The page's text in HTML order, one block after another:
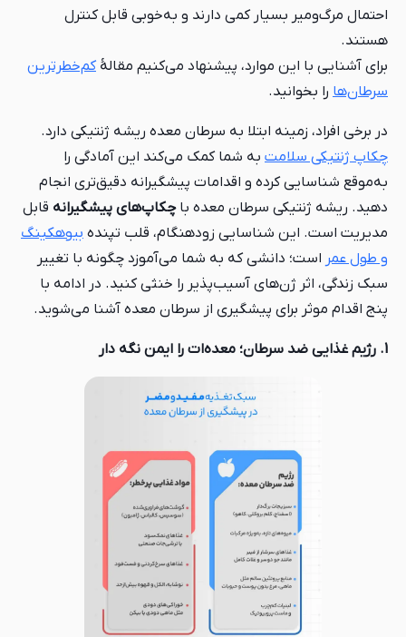
احتمال مرگ‌ومیر بسیار کمی دارند و به‌خوبی قابل کنترل
هستند.
برای آشنایی با این موارد، پیشنهاد می‌کنیم مقالهٔکم‌خطرترین
سرطان‌ها را بخوانید.
در برخی افراد، زمینه ابتلا به سرطان معده ریشه ژنتیکی دارد.
چکاپ ژنتیکی سلامت به شما کمک می‌کند این آمادگی را
به‌موقع شناسایی کرده و اقدامات پیشگیرانه دقیق‌تری انجام
دهید. ریشه ژنتیکی سرطان معده باچکاپ‌های پیشگیرانه قابل
مدیریت است. این شناسایی زودهنگام، قلب تپنده بیوهکینگ
و طول عمر است؛ دانشی که به شما می‌آموزد چگونه با تغییر
سبک زندگی، اثر ژن‌های آسیب‌پذیر را خنثی کنید. در ادامه با
پنج اقدام موثر برای پیشگیری از سرطان معده آشنا می‌شوید.
1. رژیم غذایی ضد سرطان؛ معده‌ات را ایمن نگه دار